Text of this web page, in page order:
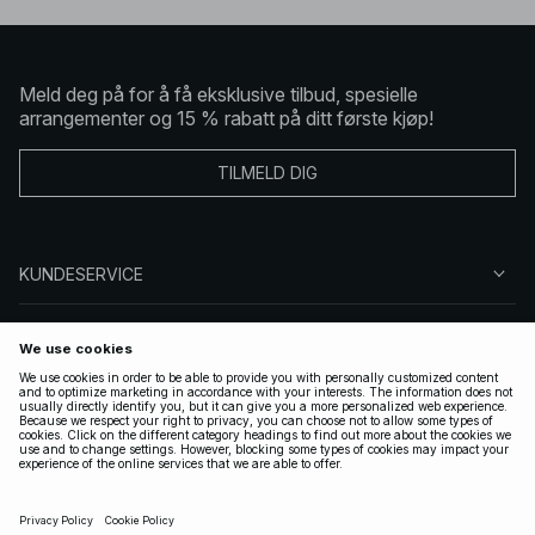
Meld deg på for å få eksklusive tilbud, spesielle
arrangementer og 15 % rabatt på ditt første kjøp!
TILMELD DIG
KUNDESERVICE
FØLG OSS
LOVLIG